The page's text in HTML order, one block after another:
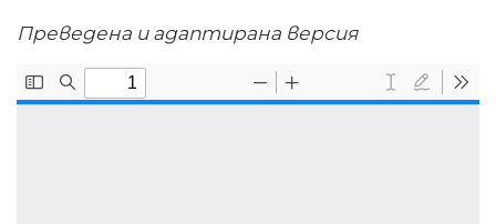
Преведена и адаптирана версия